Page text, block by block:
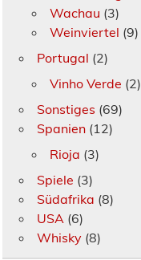
Wachau (3)
Weinviertel (9)
Portugal (2)
Vinho Verde (2)
Sonstiges (69)
Spanien (12)
Rioja (3)
Spiele (3)
Südafrika (8)
USA (6)
Whisky (8)